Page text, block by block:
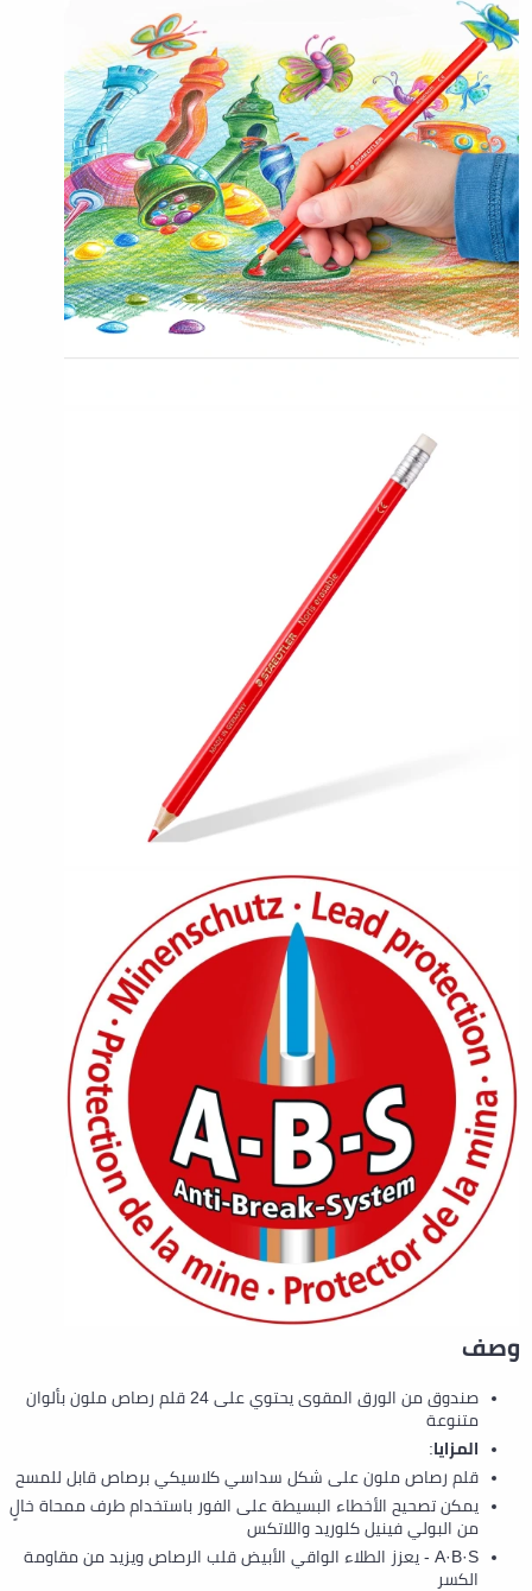
وصف
صندوق من الورق المقوى يحتوي على 24 قلم رصاص ملون بألوان
متنوعة
المزايا:
قلم رصاص ملون على شكل سداسي كلاسيكي برصاص قابل للمسح
يمكن تصحيح الأخطاء البسيطة على الفور باستخدام طرف ممحاة خالٍ
من البولي فينيل كلوريد واللاتكس
A·B·S - يعزز الطلاء الواقي الأبيض قلب الرصاص ويزيد من مقاومة
الكسر